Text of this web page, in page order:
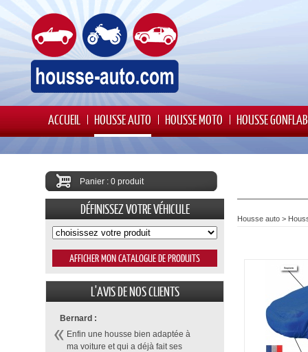
ACCUEIL HOUSSE AUTO HOUSSE MOTO HOUSSE
Housse auto >
Panier : 0 produit
DÉFINISSEZ VOTRE VÉHICULE
L'AVIS DE NOS CLIENTS
Bernard :
Enfin une housse bien adaptée à
ma voiture et qui a déjà fait ses